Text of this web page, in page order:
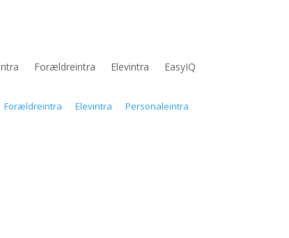
Forældreintra Elevintra EasyIQ
Forældreintra Elevintra Personaleintra